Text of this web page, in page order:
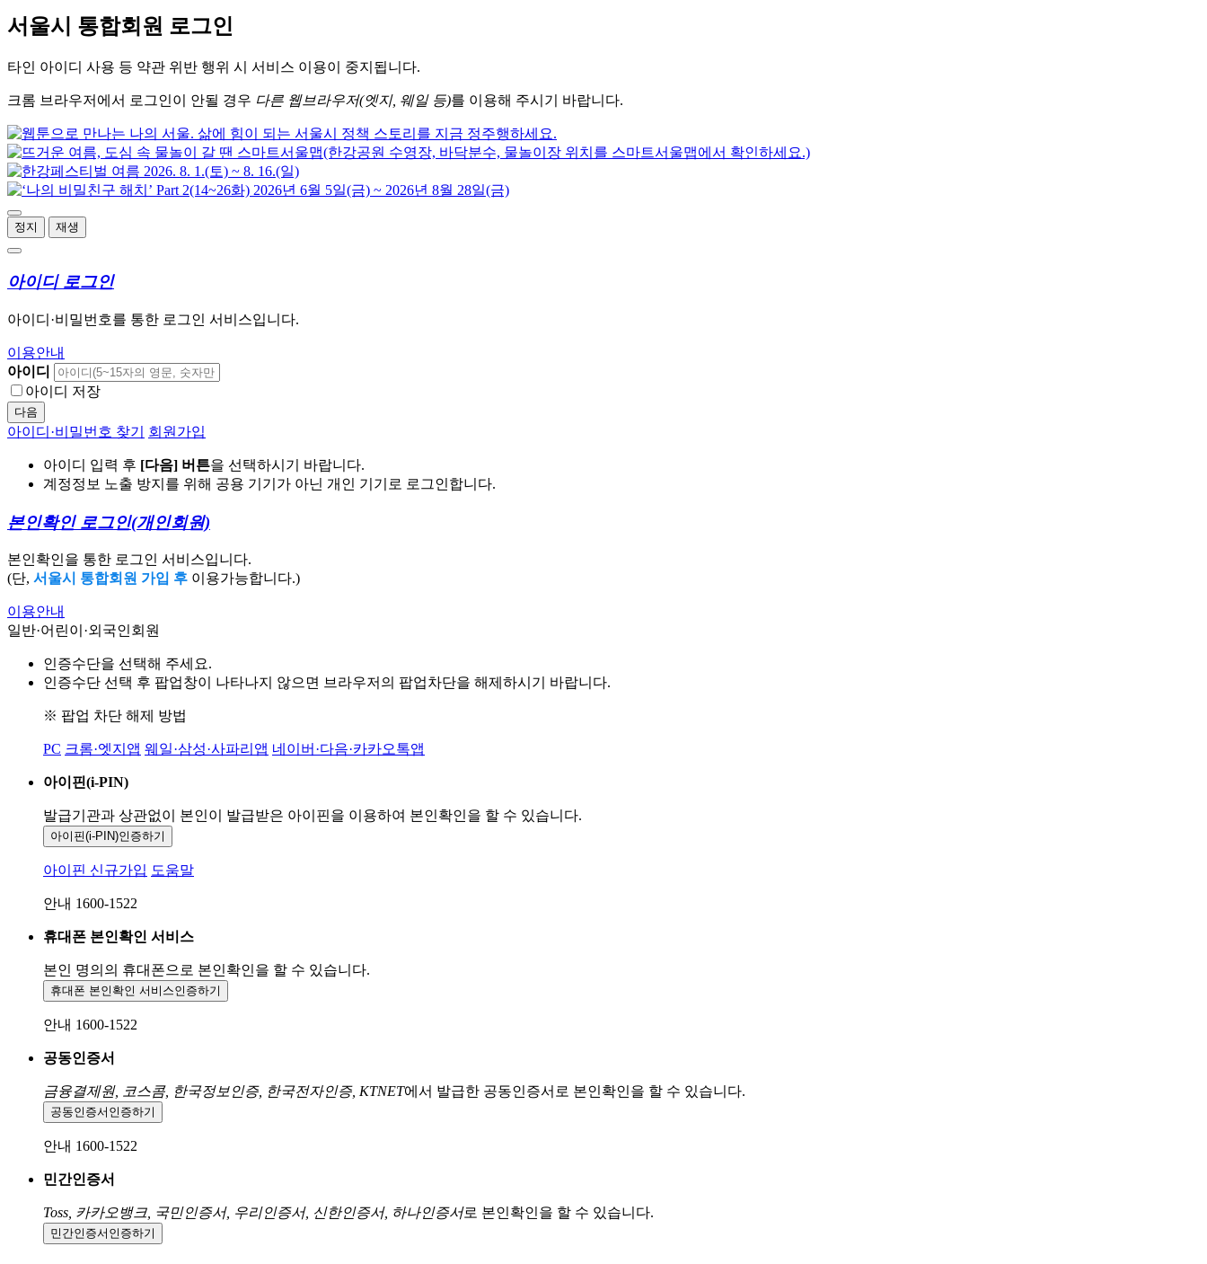
서울시 통합회원 로그인
타인 아이디 사용 등 약관 위반 행위 시 서비스 이용이 중지됩니다.
크롬 브라우저에서 로그인이 안될 경우 다른 웹브라우저(엣지, 웨일 등)를 이용해 주시기 바랍니다.
정지 재생
아이디 로그인
아이디·비밀번호를 통한 로그인 서비스입니다.
이용안내
아이디
아이디 저장
다음
아이디·비밀번호 찾기 회원가입
아이디 입력 후 [다음] 버튼을 선택하시기 바랍니다.
계정정보 노출 방지를 위해 공용 기기가 아닌 개인 기기로 로그인합니다.
본인확인 로그인(개인회원)
본인확인을 통한 로그인 서비스입니다.
(단, 서울시 통합회원 가입 후 이용가능합니다.)
이용안내
일반·어린이·외국인회원
인증수단을 선택해 주세요.
인증수단 선택 후 팝업창이 나타나지 않으면 브라우저의 팝업차단을 해제하시기 바랍니다.
※ 팝업 차단 해제 방법
PC 크롬·엣지앱 웨일·삼성·사파리앱 네이버·다음·카카오톡앱
아이핀(i-PIN)
발급기관과 상관없이 본인이 발급받은 아이핀을 이용하여 본인확인을 할 수 있습니다.
아이핀(i-PIN)인증하기
아이핀 신규가입 도움말
안내 1600-1522
휴대폰 본인확인 서비스
본인 명의의 휴대폰으로 본인확인을 할 수 있습니다.
휴대폰 본인확인 서비스인증하기
안내 1600-1522
공동인증서
금융결제원, 코스콤, 한국정보인증, 한국전자인증, KTNET에서 발급한 공동인증서로 본인확인을 할 수 있습니다.
공동인증서 인증하기
안내 1600-1522
민간인증서
Toss, 카카오뱅크, 국민인증서, 우리인증서, 신한인증서, 하나인증서로 본인확인을 할 수 있습니다.
민간인증서 인증하기